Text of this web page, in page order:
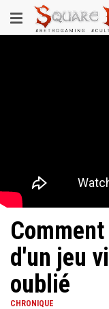
au
contenu
Toggle
navigation
d'un jeu
oublié
CHRONIQUE